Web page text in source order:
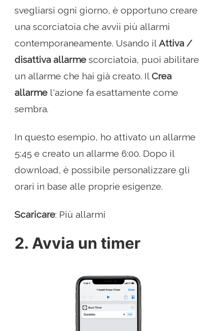
svegliarsi ogni giorno, è opportuno creare
una scorciatoia che avvii più allarmi
contemporaneamente. Usando il Attiva /
disattiva allarme scorciatoia, puoi abilitare
un allarme che hai già creato. Il Crea
allarme l'azione fa esattamente come
sembra.
In questo esempio, ho attivato un allarme
5:45 e creato un allarme 6:00. Dopo il
download, è possibile personalizzare gli
orari in base alle proprie esigenze.
Scaricare: Più allarmi
2. Avvia un timer